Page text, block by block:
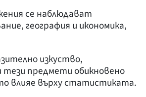
се наблюдават
география и икономика,
изкуство,
тези предмети обикновено
влияе върху статистиката.